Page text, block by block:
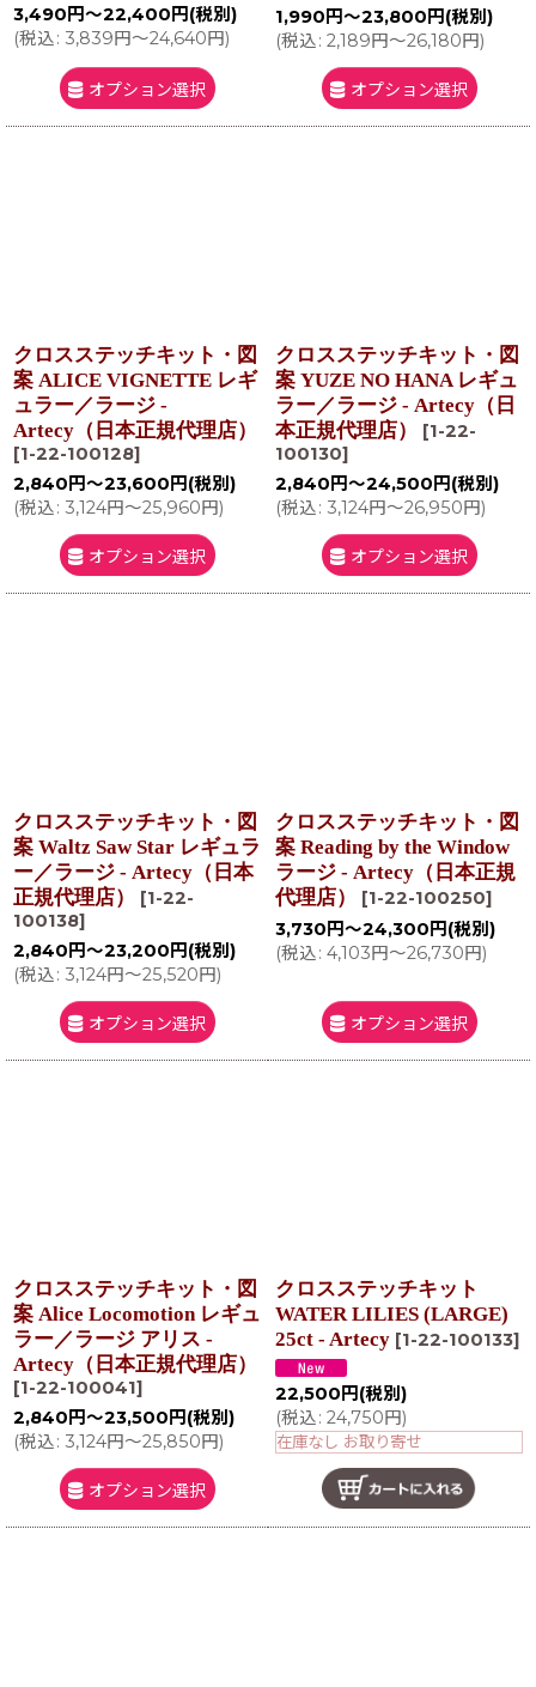
3,490 円～22,400 円 (税別)
(税込: 3,839円～24,640円)
オプション選択
1,990 円～23,800 円 (税別)
(税込: 2,189円～26,180円)
オプション選択
クロスステッチキット・図
案 ALICE VIGNETTE レギ
ュラー／ラージ -
Artecy（日本正規代理店）
[1-22-100128]
2,840 円～23,600 円 (税別)
(税込: 3,124円～25,960円)
オプション選択
クロスステッチキット・図
案 YUZE NO HANA レギュ
ラー／ラージ - Artecy（日
本正規代理店）
[1-22-
100130]
2,840 円～24,500 円 (税別)
(税込: 3,124円～26,950円)
オプション選択
クロスステッチキット・図
案 Waltz Saw Star レギュラ
ー／ラージ - Artecy（日本
正規代理店）
[1-22-
100138]
2,840 円～23,200 円 (税別)
(税込: 3,124円～25,520円)
オプション選択
クロスステッチキット・図
案 Reading by the Window
ラージ - Artecy（日本正規
代理店）
[1-22-100250]
3,730 円～24,300 円 (税別)
(税込: 4,103円～26,730円)
オプション選択
クロスステッチキット・図
案 Alice Locomotion レギュ
ラー／ラージ アリス -
Artecy（日本正規代理店）
[1-22-100041]
2,840 円～23,500 円 (税別)
(税込: 3,124円～25,850円)
オプション選択
クロスステッチキット
WATER LILIES (LARGE)
25ct - Artecy [1-22-100133]
22,500 円 (税別)
(税込: 24,750円)
在庫なし お取り寄せ